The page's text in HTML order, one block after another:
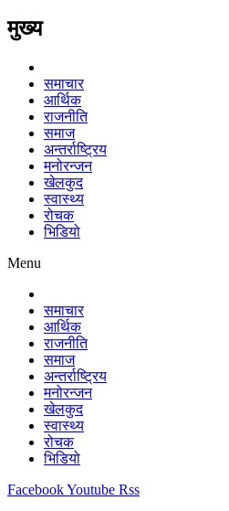
मुख्य
समाचार
आर्थिक
राजनीति
समाज
अन्तर्राष्ट्रिय
मनोरन्जन
खेलकुद
स्वास्थ्य
रोचक
भिडियो
Menu
समाचार
आर्थिक
राजनीति
समाज
अन्तर्राष्ट्रिय
मनोरन्जन
खेलकुद
स्वास्थ्य
रोचक
भिडियो
FacebookYoutube Rss